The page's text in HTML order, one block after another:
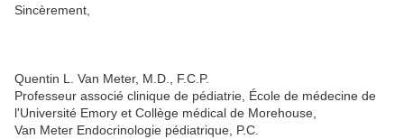
Sincèrement,
Quentin L. Van Meter, M.D., F.C.P.
Professeur associé clinique de pédiatrie, École de médecine de
l'Université Emory et Collège médical de Morehouse,
Van Meter Endocrinologie pédiatrique, P.C.